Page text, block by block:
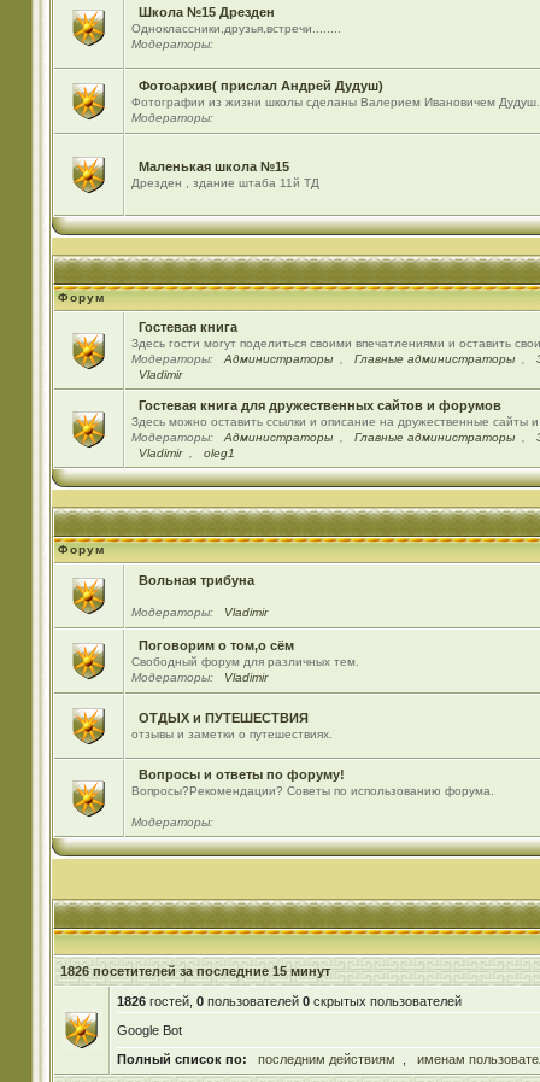
Школа №15 Дрезден
Одноклассники,друзья,встречи........
Модераторы:
Фотоархив( прислал Андрей Дудуш)
Фотографии из жизни школы сделаны Валерием Ивановичем Дудуш.
Модераторы:
Маленькая школа №15
Дрезден , здание штаба 11й ТД
Форум
Гостевая книга
Здесь гости могут поделиться своими впечатлениями и оставить
Модераторы:
Администраторы Главные администраторы
Vladimir
Гостевая книга для дружественных сайтов и форумов
Здесь можно оставить ссылки и описание на дружественные сайты
Модераторы:
Администраторы Главные администраторы
Vladimir
oleg1
Форум
Вольная трибуна
Модераторы: Vladimir
Поговорим о том,о сём
Свободный форум для различных тем.
Модераторы:
Vladimir
ОТДЫХ и ПУТЕШЕСТВИЯ
отзывы и заметки о путешествиях.
Вопросы и ответы по форуму!
Вопросы?Рекомендации? Советы по использованию форума.
Модераторы:
1826 посетителей за последние 15 минут
1826гостей, 0пользователей 0скрытых пользователей
Google Bot
Полный список по:
последним действиям именам